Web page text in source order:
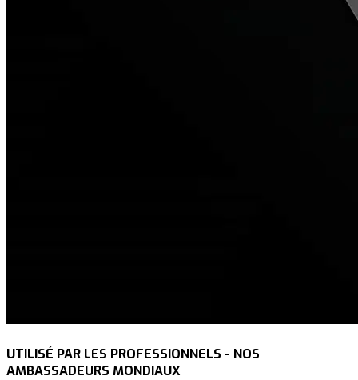
UTILISÉ PAR LES PROFESSIONNELS - NOS
AMBASSADEURS MONDIAUX